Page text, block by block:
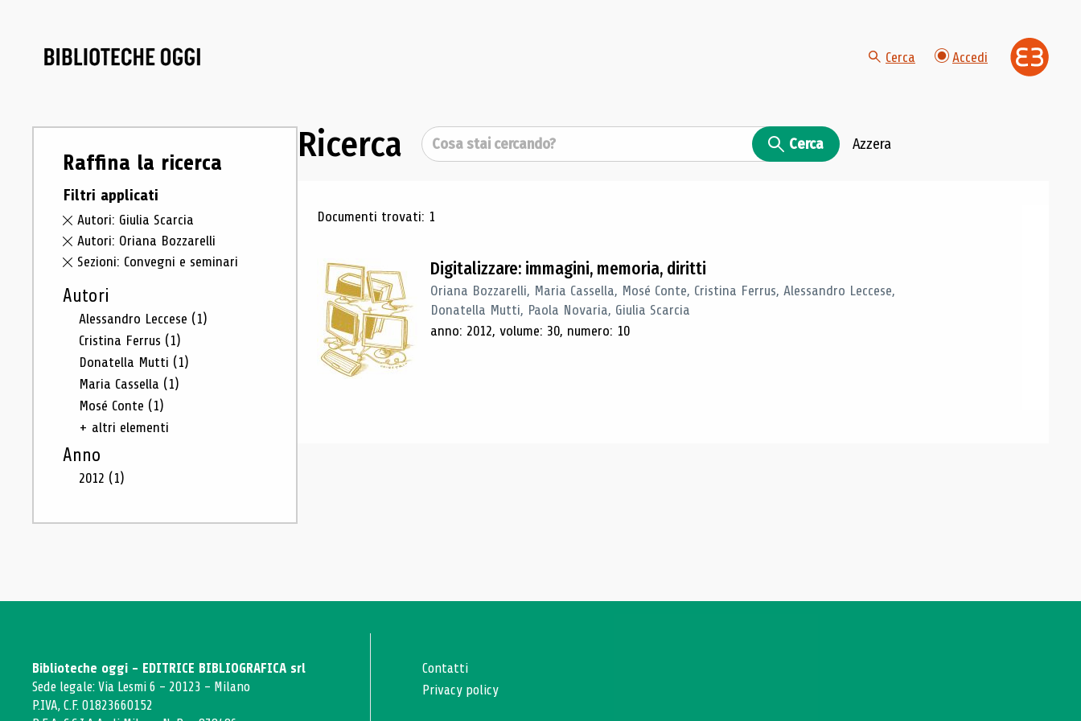
Cerca Accedi
Raffina la ricerca
Filtri applicati
Autori: Giulia Scarcia
Autori: Oriana Bozzarelli
Sezioni: Convegni e seminari
Autori
Alessandro Leccese (1)
Cristina Ferrus (1)
Donatella Mutti (1)
Maria Cassella (1)
Mosé Conte (1)
+ altri elementi
Anno
2012 (1)
Ricerca Cerca Cerca Azzera
Risultati di ricerca
Documenti trovati: 1
Digitalizzare: immagini, memoria, diritti
Oriana Bozzarelli, Maria Cassella, Mosé Conte, Cristina Ferrus, Alessandro Leccese,
Donatella Mutti, Paola Novaria, Giulia Scarcia
anno: 2012, volume: 30, numero: 10
Biblioteche oggi - EDITRICE BIBLIOGRAFICA srl
Sede legale: Via Lesmi 6 - 20123 - Milano
P.IVA, C.F. 01823660152
Contatti
Privacy policy